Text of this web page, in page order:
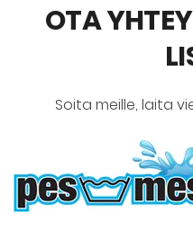
OTA
Soita meille, laita